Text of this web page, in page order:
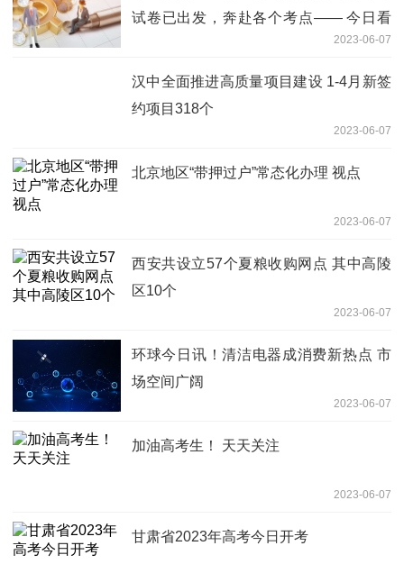
试卷已出发，奔赴各个考点—— 今日看
2023-06-07
汉中全面推进高质量项目建设 1-4月新签
约项目318个
2023-06-07
北京地区“带押过户”常态化办理 视点
2023-06-07
西安共设立57个夏粮收购网点 其中高陵
区10个
2023-06-07
环球今日讯！清洁电器成消费新热点 市
场空间广阔
2023-06-07
加油高考生！ 天天关注
2023-06-07
甘肃省2023年高考今日开考